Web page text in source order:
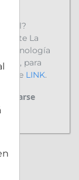
ante La
Tecnología
para
LINK.